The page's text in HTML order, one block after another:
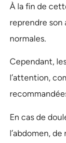
À la fin de
reprendre
normales.
Cependant,
l’attention,
En cas de
l’abdomen,